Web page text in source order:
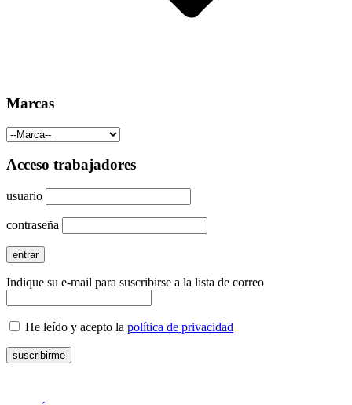
Marcas
Acceso trabajadores
usuario
contraseña
Indique su e-mail para suscribirse a la lista de correo
He leído y acepto la política de privacidad